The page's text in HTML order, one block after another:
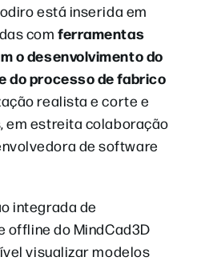
está inserida em
comferramentas
o desenvolvimento do
do processo de fabrico
realista e corte e
em estreita colaboração
de software
integrada de
offline do MindCad3D
visualizar modelos